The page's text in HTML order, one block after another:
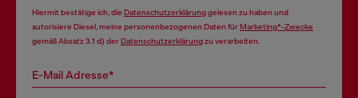
Hiermit bestätige ich, die Datenschutzerklärunggelesen zu haben und
autorisiere Diesel, meine personenbezogenen Daten fürMarketing*-Zwecke
gemäß Absatz 3.1 d) derDatenschutzerklärungzu verarbeiten.
E-Mail Adresse*